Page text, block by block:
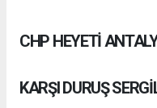
CHP HEYETİ
KARŞI DURUŞ